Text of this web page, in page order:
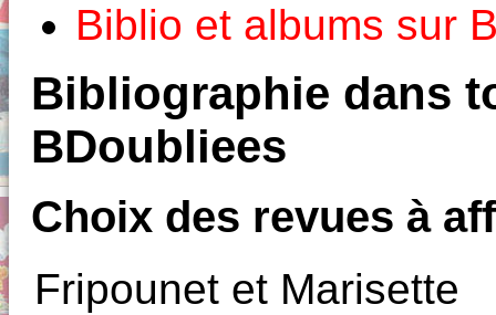
Biblio et albums sur
Bibliographie dans
BDoubliees
Choix des revues à
Fripounet et Marisette